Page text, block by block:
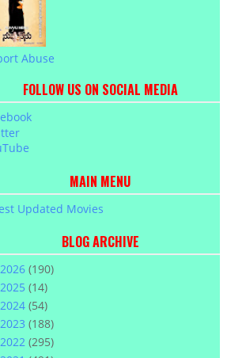
Abuse
FOLLOW US ON SOCIAL MEDIA
MAIN MENU
Updated Movies
BLOG ARCHIVE
2026 (190)
2025 (14)
2024 (54)
2023 (188)
2022 (295)